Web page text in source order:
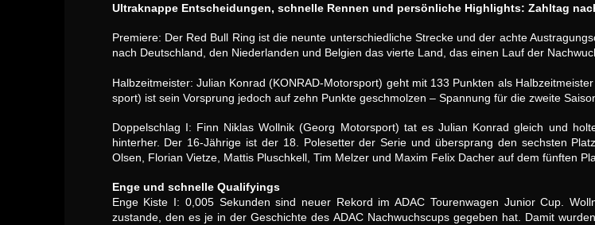
Ultraknappe Entscheidungen, schnelle Rennen und persönliche Highlights: Zahltag
Premiere: Der Red Bull Ring ist die neunte unterschiedliche Strecke und der achte
nach Deutschland, den Niederlanden und Belgien das vierte Land, das einen Lauf der
Halbzeitmeister: Julian Konrad (KONRAD-Motorsport) geht mit 133 Punkten als
sport) ist sein Vorsprung jedoch auf zehn Punkte geschmolzen – Spannung für die zweite
Doppelschlag I: Finn Niklas Wollnik (Georg Motorsport) tat es Julian Konrad gleich und
hinterher. Der 16-Jährige ist der 18. Polesetter der Serie und übersprang den sechsten
Olsen, Florian Vietze, Mattis Pluschkell, Tim Melzer und Maxim Felix Dacher auf dem fünften
Enge und schnelle Qualifyings
Enge Kiste I: 0,005 Sekunden sind neuer Rekord im ADAC Tourenwagen Junior Cup.
zustande, den es je in der Geschichte des ADAC Nachwuchscups gegeben hat. Damit